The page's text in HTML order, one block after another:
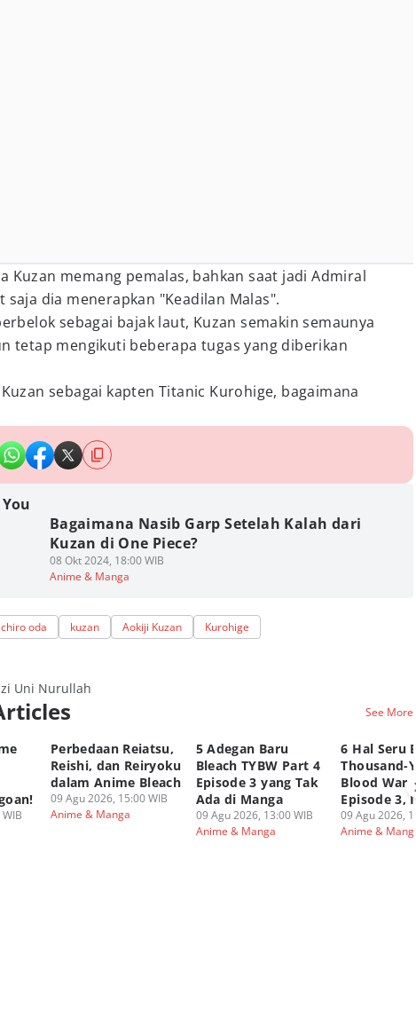
Kuzan memang pemalas, bahkan saat jadi Admiral
saja dia menerapkan "Keadilan Malas".
sebagai bajak laut, Kuzan semakin semaunya
tetap mengikuti beberapa tugas yang diberikan
sebagai kapten Titanic Kurohige, bagaimana
Bagaimana Nasib Garp Setelah Kalah dari
Kuzan di One Piece?
08 Okt 2024, 18:00 WIB
Anime & Manga
oda kuzan Aokiji Kuzan Kurohige
Uni Nurullah
See More
Perbedaan Reiatsu,
Reishi, dan Reiryoku
dalam Anime Bleach
09 Agu 2026, 15:00 WIB
Anime & Manga
5 Adegan Baru
Bleach TYBW Part 4
Episode 3 yang Tak
Ada di Manga
09 Agu 2026, 13:00 WIB
Anime & Manga
6 Hal Seru
Thousand-
Blood War
Episode 3,
09 Agu 2026,
Anime & Manga